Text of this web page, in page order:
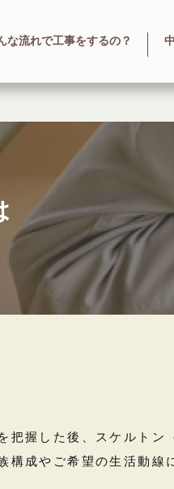
な流れで工事をするの？
握した後、スケルトン
構成やご希望の生活動線